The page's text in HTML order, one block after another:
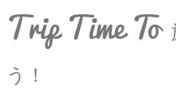
Trip Time To
う！